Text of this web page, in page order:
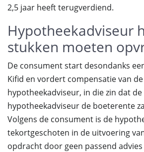
2,5 jaar heeft terugverdiend.
Hypotheekadviseur
stukken moeten
De consument start desondanks
Kifid en vordert compensatie van de
hypotheekadviseur, in die zin dat de
hypotheekadviseur de boeterente
Volgens de consument is de
tekortgeschoten in de uitvoering
opdracht door geen passend